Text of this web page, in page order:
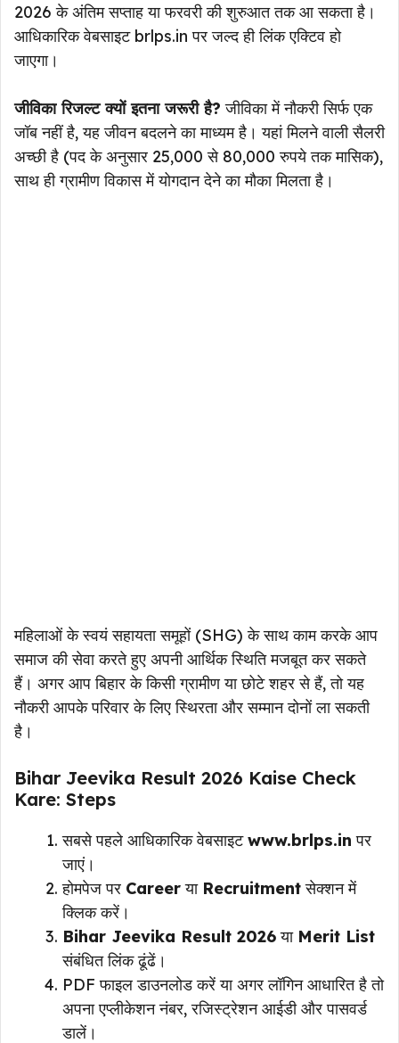
2026 के अंतिम सप्ताह या फरवरी की शुरुआत तक आ सकता है।
आधिकारिक वेबसाइट brlps.in पर जल्द ही लिंक एक्टिव हो
जाएगा।
जीविका रिजल्ट क्यों इतना जरूरी है? जीविका में नौकरी सिर्फ एक
जॉब नहीं है, यह जीवन बदलने का माध्यम है। यहां मिलने वाली सैलरी
अच्छी है (पद के अनुसार 25,000 से 80,000 रुपये तक मासिक),
साथ ही ग्रामीण विकास में योगदान देने का मौका मिलता है।
महिलाओं के स्वयं सहायता समूहों (SHG) के साथ काम करके आप
समाज की सेवा करते हुए अपनी आर्थिक स्थिति मजबूत कर सकते
हैं। अगर आप बिहार के किसी ग्रामीण या छोटे शहर से हैं, तो यह
नौकरी आपके परिवार के लिए स्थिरता और सम्मान दोनों ला सकती
है।
Bihar Jeevika Result 2026 Kaise Check
Kare: Steps
सबसे पहले आधिकारिक वेबसाइटwww.brlps.in पर
जाएं।
होमपेज पर Careerया Recruitmentसेक्शन में
क्लिक करें।
Bihar Jeevika Result 2026या Merit List
संबंधित लिंक ढूंढें।
PDF फाइल डाउनलोड करें या अगर लॉगिन आधारित है तो
अपना एप्लीकेशन नंबर, रजिस्ट्रेशन आईडी और पासवर्ड
डालें।